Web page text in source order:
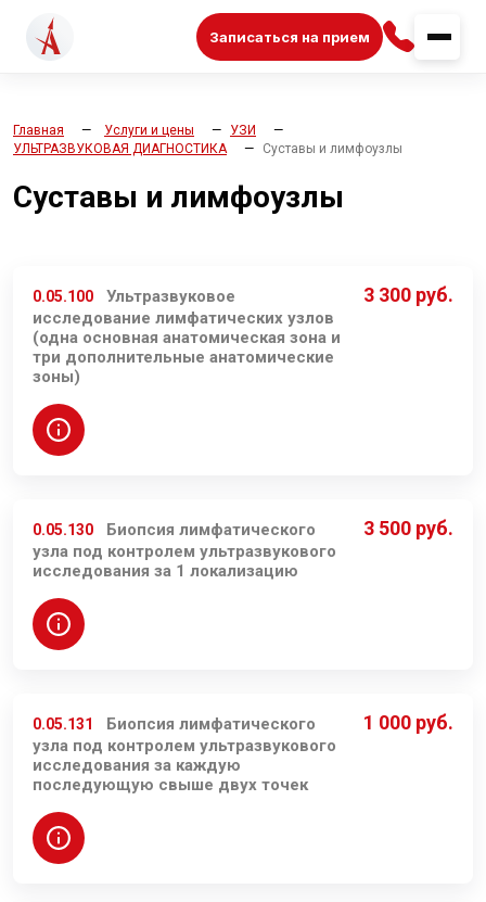
Записаться на прием
Главная Услуги и цены
УЗИ
УЛЬТРАЗВУКОВАЯ ДИАГНОСТИКА
Суставы и лимфоузлы
Суставы и лимфоузлы
0.05.100
Ультразвуковое
исследование лимфатических узлов
(одна основная анатомическая зона и
три дополнительные анатомические
зоны)
3 300 руб.
0.05.130
Биопсия лимфатического
узла под контролем ультразвукового
исследования за 1 локализацию
3 500 руб.
0.05.131
Биопсия лимфатического
узла под контролем ультразвукового
исследования за каждую
последующую свыше двух точек
1 000 руб.